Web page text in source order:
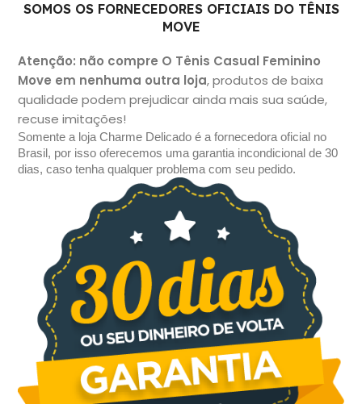
SOMOS OS FORNECEDORES OFICIAIS DO TÊNIS
MOVE
Atenção: não compre O Tênis Casual Feminino
Move em nenhuma outra loja, produtos de baixa
qualidade podem prejudicar ainda mais sua saúde,
recuse imitações!
Somente a loja Charme Delicado é a fornecedora oficial no
Brasil, por isso oferecemos uma garantia incondicional de 30
dias, caso tenha qualquer problema com seu pedido.